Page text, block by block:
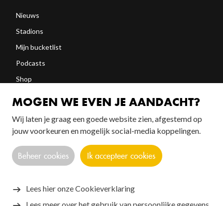
Nieuws
Stadions
Mijn bucketlist
Podcasts
Shop
FOLLOW US!
MOGEN WE EVEN JE AANDACHT?
Wij laten je graag een goede website zien, afgestemd op
jouw voorkeuren en mogelijk social-media koppelingen.
Beheer cookies Ik accepteer cookies
Lees hier onze Cookieverklaring